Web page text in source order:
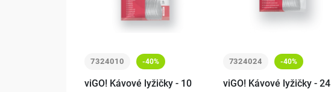
7324010 -40%
viGO! Kávové lyžičky - 10
7324024 -40%
viGO! Kávové lyžičky - 24